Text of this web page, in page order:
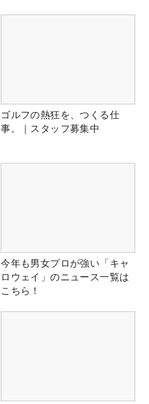
ゴルフの熱狂を、つくる仕
事。｜スタッフ募集中
今年も男女プロが強い「キャ
ロウェイ」のニュース一覧は
こちら！